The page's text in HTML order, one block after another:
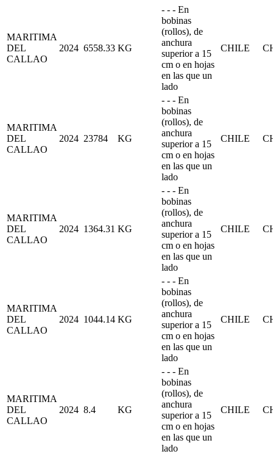
MARITIMA
DEL
CALLAO
2024 6558.33 KG
- - - En
bobinas
(rollos), de
anchura
superior a 15
cm o en hojas
en las que un
lado
CHILE
MARITIMA
DEL
CALLAO
2024 23784 KG
- - - En
bobinas
(rollos), de
anchura
superior a 15
cm o en hojas
en las que un
lado
CHILE
MARITIMA
DEL
CALLAO
2024 1364.31 KG
- - - En
bobinas
(rollos), de
anchura
superior a 15
cm o en hojas
en las que un
lado
CHILE
MARITIMA
DEL
CALLAO
2024 1044.14 KG
- - - En
bobinas
(rollos), de
anchura
superior a 15
cm o en hojas
en las que un
lado
CHILE
MARITIMA
DEL
CALLAO
2024 8.4 KG
- - - En
bobinas
(rollos), de
anchura
superior a 15
cm o en hojas
en las que un
lado
CHILE